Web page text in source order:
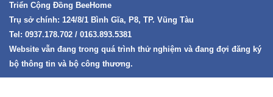
Triển Cộng Đồng BeeHome
Trụ sở chính: 124/8/1 Bình Gĩa, P8, TP. Vũng Tàu
Tel: 0937.178.702 / 0163.893.5381
Website vẫn đang trong quá trình thử nghiệm và đang đợi đăng ký
bộ thông tin và bộ công thương.